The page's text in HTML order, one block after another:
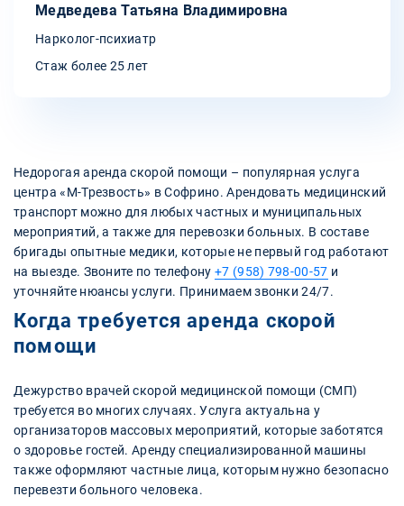
Медведева Татьяна Владимировна
Нарколог-психиатр
Стаж более 25 лет
Недорогая аренда скорой помощи – популярная услуга
центра «М-Трезвость» в Софрино. Арендовать медицинский
транспорт можно для любых частных и муниципальных
мероприятий, а также для перевозки больных. В составе
бригады опытные медики, которые не первый год работают
на выезде. Звоните по телефону +7 (958) 798-00-57 и
уточняйте нюансы услуги. Принимаем звонки 24/7.
Когда требуется аренда скорой
помощи
Дежурство врачей скорой медицинской помощи (СМП)
требуется во многих случаях. Услуга актуальна у
организаторов массовых мероприятий, которые заботятся
о здоровье гостей. Аренду специализированной машины
также оформляют частные лица, которым нужно безопасно
перевезти больного человека.